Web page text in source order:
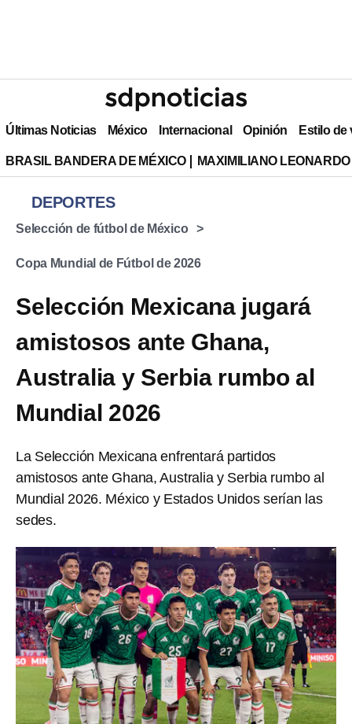
Últimas Noticias México Internacional Opinión Estilo de
BRASIL BANDERA DE MÉXICO MAXIMILIANO
DEPORTES
Selección de fútbol de México
Copa Mundial de Fútbol de 2026
Selección Mexicana jugará
amistosos ante Ghana,
Australia y Serbia rumbo al
Mundial 2026
La Selección Mexicana enfrentará partidos
amistosos ante Ghana, Australia y Serbia rumbo al
Mundial 2026. México y Estados Unidos serían las
sedes.